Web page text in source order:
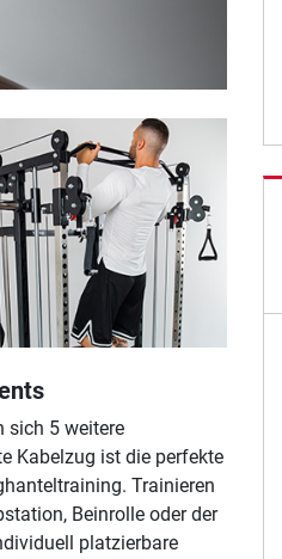
sich 5 weitere
Kabelzug ist die perfekte
Trainieren
Beinrolle oder der
platzierbare